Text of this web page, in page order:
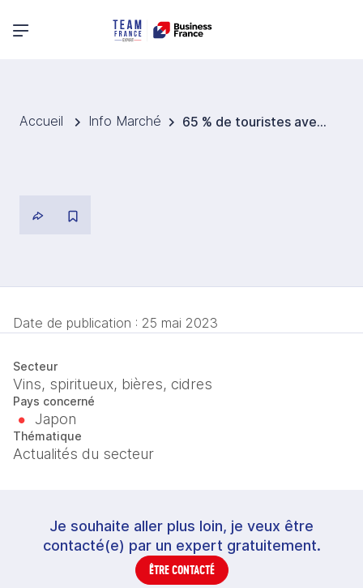
Menu principal
Accueil Info Marché 65 % de touristes avec des dépenses en hausse de 48 %
Date de publication : 25 mai 2023
Secteur
Vins, spiritueux, bières, cidres
Pays concerné
Japon
Thématique
Actualités du secteur
Je souhaite aller plus loin, je veux être
contacté(e) par un expert gratuitement.
ÊTRE CONTACTÉ